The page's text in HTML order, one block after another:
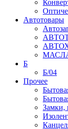
Автотовары
Б
Б/04
Прочее
Замки,